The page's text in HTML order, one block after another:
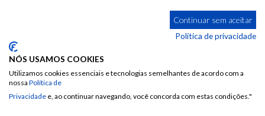
PORTO ALEGRE (RS, SC, PR)
Continuar sem aceitar
Política de privacidade
NÓS USAMOS COOKIES
Utilizamos cookies essenciais e tecnologias semelhantes de acordo com a
nossa Política de
Privacidade e, ao continuar navegando, você concorda com estas condições."